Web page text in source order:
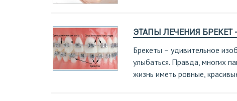
ЭТАПЫ ЛЕЧЕНИЯ БРЕКЕТ
Брекеты – удивительное
улыбаться. Правда, многих
жизнь иметь ровные,